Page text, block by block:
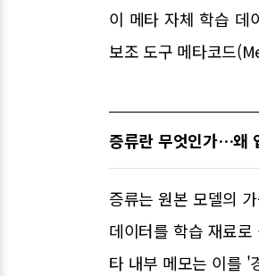
이 메타 자체 학습 데
보조 도구 메타코드
증류란 무엇인가…왜
증류는 원본 모델의
데이터를 학습 재료
타 내부 메모는 이를 '